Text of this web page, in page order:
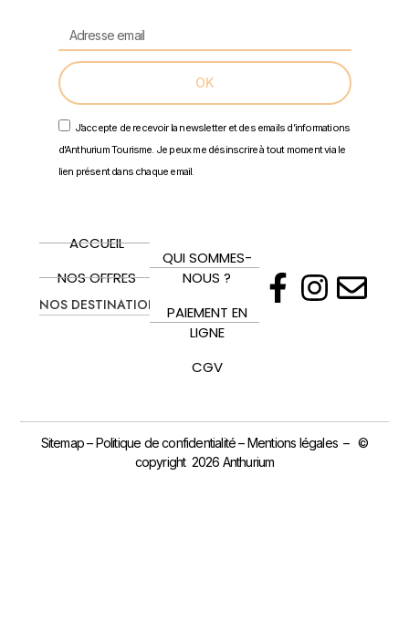
J’accepte de recevoir la newsletter et des emails d’informations
d'Anthurium Tourisme. Je peux me désinscrire à tout moment via le
lien présent dans chaque email.
OK
ACCUEIL
NOS OFFRES
NOS DESTINATIONS
QUI SOMMES-
NOUS ?
PAIEMENT EN
LIGNE
CGV
Sitemap–Politique de confidentialité–Mentions légales – ©
copyright 2026 Anthurium